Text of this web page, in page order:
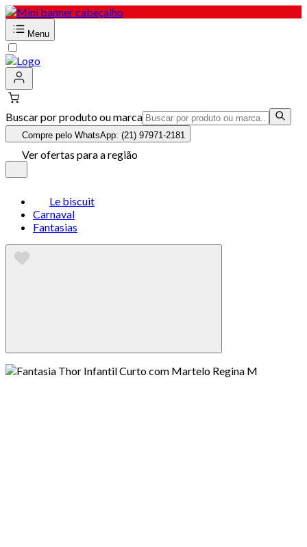
Menu
Buscar por produto ou marca
Compre pelo WhatsApp: (21) 97971-2181
Ver ofertas para a região
Le biscuit
Carnaval
Fantasias